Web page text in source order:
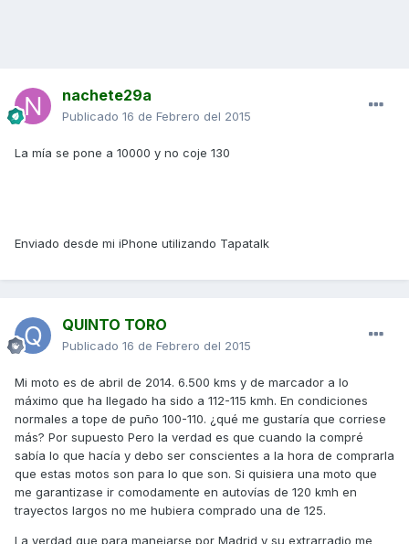
nachete29a
Publicado 16 de Febrero del 2015
La mía se pone a 10000 y no coje 130
Enviado desde mi iPhone utilizando Tapatalk
QUINTO TORO
Publicado 16 de Febrero del 2015
Mi moto es de abril de 2014. 6.500 kms y de marcador a lo
máximo que ha llegado ha sido a 112-115 kmh. En condiciones
normales a tope de puño 100-110. ¿qué me gustaría que corriese
más? Por supuesto Pero la verdad es que cuando la compré
sabía lo que hacía y debo ser conscientes a la hora de comprarla
que estas motos son para lo que son. Si quisiera una moto que
me garantizase ir comodamente en autovías de 120 kmh en
trayectos largos no me hubiera comprado una de 125.
La verdad que para manejarse por Madrid y su extrarradio me